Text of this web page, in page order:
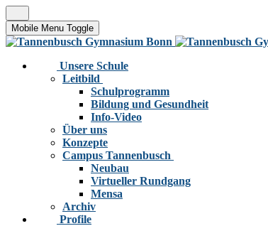
Mobile Menu Toggle
Unsere Schule
Leitbild
Schulprogramm
Bildung und Gesundheit
Info-Video
Über uns
Konzepte
Campus Tannenbusch
Neubau
Virtueller Rundgang
Mensa
Archiv
Profile